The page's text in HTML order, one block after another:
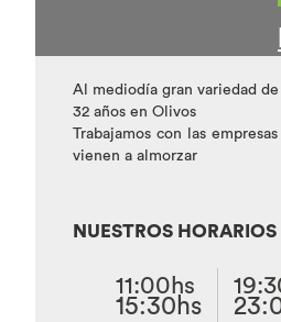
Al mediodía gran variedad
32 años en Olivos
Trabajamos con las
vienen a almorzar
NUESTROS HORARIOS
11:00hs
15:30hs